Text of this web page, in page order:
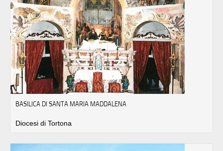
BASILICA DI SANTA MARIA MADDALENA
Diocesi di Tortona